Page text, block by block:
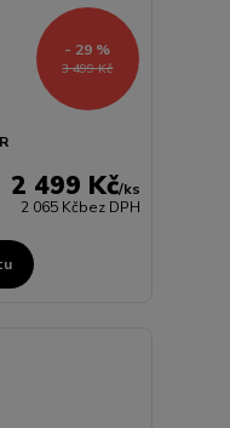
3 499 Kč
- 29 %
2 499 Kč/ks
2 065 Kčbez DPH